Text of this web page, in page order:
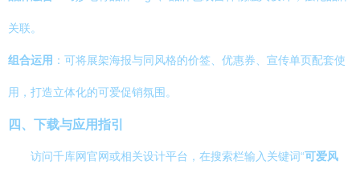
关联。
组合运用 ：可将展架海报与同风格的价签、优惠券、宣传单页配套使
用，打造立体化的可爱促销氛围。
四、下载与应用指引
访问千库网官网或相关设计平台，在搜索栏输入关键词“可爱风